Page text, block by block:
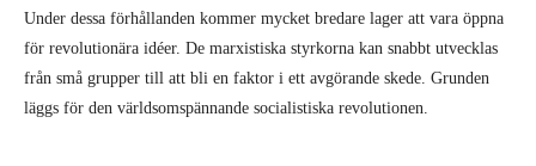
Under dessa förhållanden kommer mycket bredare lager att vara öppna
för revolutionära idéer. De marxistiska styrkorna kan snabbt utvecklas
från små grupper till att bli en faktor i ett avgörande skede. Grunden
läggs för den världsomspännande socialistiska revolutionen.